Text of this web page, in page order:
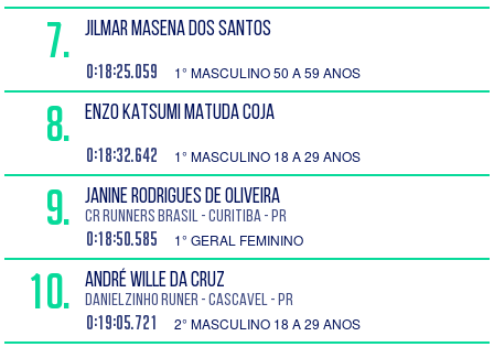
7. JILMAR MASENA DOS SANTOS
0:18:25.059 1° MASCULINO 50 A 59 ANOS
8. ENZO KATSUMI MATUDA COJA
0:18:32.642 1° MASCULINO 18 A 29 ANOS
9. JANINE RODRIGUES DE OLIVEIRA
CR RUNNERS BRASIL - Curitiba - PR
0:18:50.585 1° GERAL FEMININO
10. ANDRÉ WILLE DA CRUZ
Danielzinho runer - Cascavel - PR
0:19:05.721 2° MASCULINO 18 A 29 ANOS